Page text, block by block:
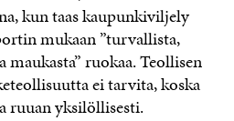
kun taas kaupunkiviljely
mukaan ”turvallista,
maukasta” ruokaa. Teollisen
ei tarvita, koska
ruuan yksilöllisesti.